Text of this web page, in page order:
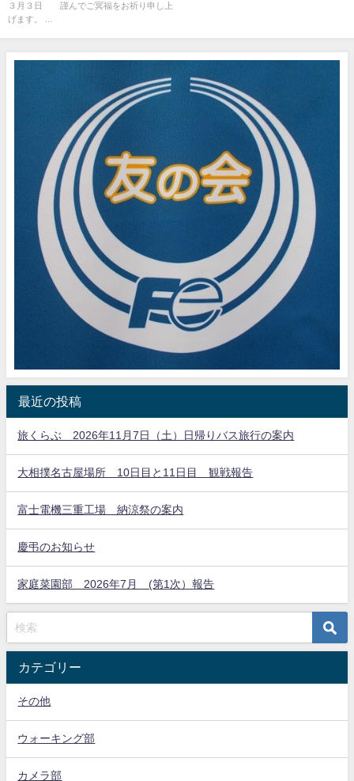
３月３日 謹んでご冥福をお祈り申し上
げます。 ...
最近の投稿
旅くらぶ 2026年11月7日（土）日帰りバス旅行の案内
大相撲名古屋場所 10日目と11日目 観戦報告
富士電機三重工場 納涼祭の案内
慶弔のお知らせ
家庭菜園部 2026年7月 (第1次）報告
カテゴリー
その他
ウォーキング部
カメラ部